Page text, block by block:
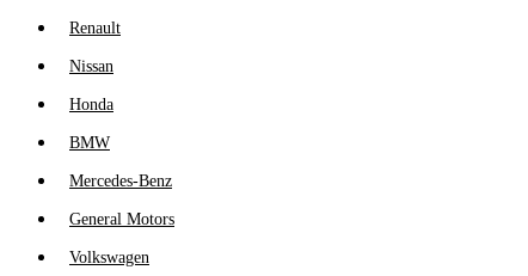
Renault
Nissan
Honda
BMW
Mercedes-Benz
General Motors
Volkswagen